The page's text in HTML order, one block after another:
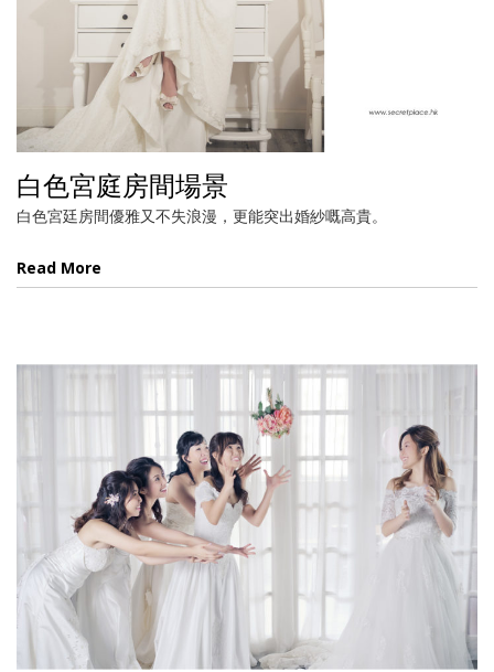
白色宮庭房間場景
白色宮廷房間優雅又不失浪漫，更能突出婚紗嘅高貴。
Read More